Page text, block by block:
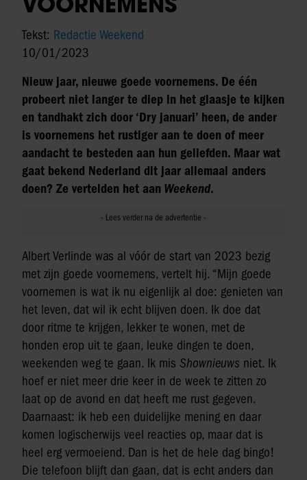
Tekst: Redactie Weekend
10/01/2023
Nieuw jaar, nieuwe goede voornemens. De één
probeert niet langer te diep in het glaasje te kijken
en tandhakt zich door ‘Dry januari’ heen, de ander
is voornemens het rustiger aan te doen of meer
aandacht te besteden aan hun geliefden. Maar wat
gaat bekend Nederland dit jaar allemaal anders
doen? Ze vertelden het aan Weekend.
Albert Verlinde was al vóór de start van 2023 bezig
met zijn goede voornemens, vertelt hij. “Mijn goede
voornemen is wat ik nu eigenlijk al doe: genieten van
het leven, dat wil ik echt blijven doen. Ik doe dat
door ritme te krijgen, lekker te wonen, met de
honden erop uit te gaan, leuke dingen te doen,
weekenden weg te gaan. Ik mis Shownieuws niet. Ik
hoef er niet meer drie keer in de week te zitten zo
laat op de avond en dat heeft me rust gegeven.
Daarnaast: ik heb een duidelijke mening en daar
komen logischerwijs veel reacties op, maar dat is
heel erg vermoeiend. Dan is het de hele dag bingo!
Die telefoon blijft dan gaan, dat is echt anders dan